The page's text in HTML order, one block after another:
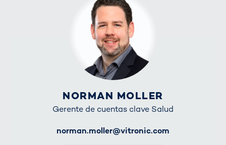
NORMAN MOLLER
Gerente de cuentas clave Salud
norman.moller@vitronic.com